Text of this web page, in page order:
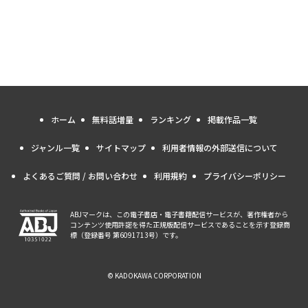
ホーム 無料話増量 ランキング 掲載作品一覧
ジャンル一覧 サイトマップ 利用者情報の外部送信について
よくあるご質問 / お問い合わせ 利用規約 プライバシーポリシー
ABJマークは、この電子書店・電子書籍配信サービスが、著作権者から
コンテンツ使用許諾を得た正規版配信サービスであることを示す登録商
標（登録番号 第6091713号）です。
© KADOKAWA CORPORATION